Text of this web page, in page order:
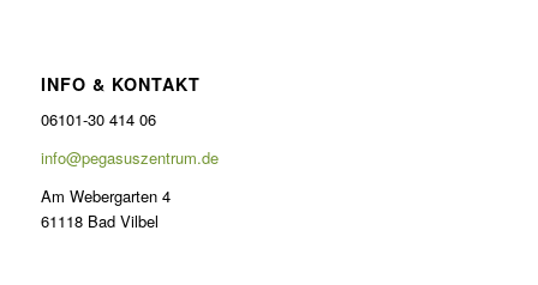
INFO & KONTAKT
06101-30 414 06
info@pegasuszentrum.de
Am Webergarten 4
61118 Bad Vilbel